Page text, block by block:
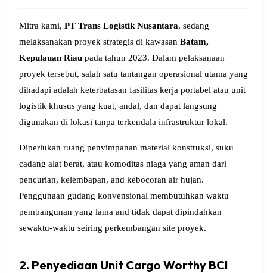
Mitra kami, PT Trans Logistik Nusantara, sedang
melaksanakan proyek strategis di kawasan Batam,
Kepulauan Riau pada tahun 2023. Dalam pelaksanaan
proyek tersebut, salah satu tantangan operasional utama yang
dihadapi adalah keterbatasan fasilitas kerja portabel atau unit
logistik khusus yang kuat, andal, dan dapat langsung
digunakan di lokasi tanpa terkendala infrastruktur lokal.
Diperlukan ruang penyimpanan material konstruksi, suku
cadang alat berat, atau komoditas niaga yang aman dari
pencurian, kelembapan, and kebocoran air hujan.
Penggunaan gudang konvensional membutuhkan waktu
pembangunan yang lama and tidak dapat dipindahkan
sewaktu-waktu seiring perkembangan site proyek.
2. Penyediaan Unit Cargo Worthy BCI